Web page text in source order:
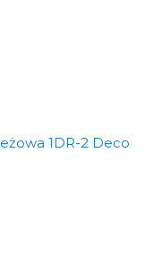
1DR-2 Deco